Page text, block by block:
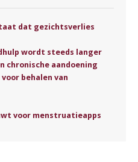
dat gezichtsverlies
wordt steeds langer
chronische aandoening
behalen van
voor menstruatieapps